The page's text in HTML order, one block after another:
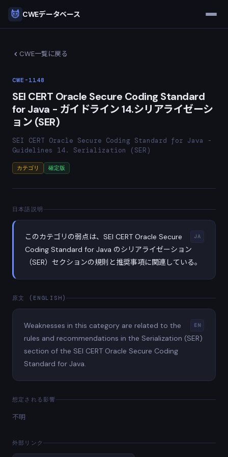
CWEデータベース
CWE一覧に戻る
CWE-1148
SEI CERT Oracle Secure Coding Standard
for Java - ガイドライン 14.シリアライゼーシ
ョン (SER)
SEI CERT Oracle Secure Coding Standard for Java -
Guidelines 14. Serialization (SER)
カテゴリ 確定版
日本語説明
JA
このカテゴリの弱点は、SEI CERT Oracle Secure
Coding Standard for Java のシリアライゼーション
（SER）セクションの規則と推奨事項に関連している。
原文 (ENGLISH)
EN
Weaknesses in this category are related to the
rules and recommendations in the Serialization (SER)
section of the SEI CERT Oracle Secure Coding
Standard for Java.
想定される影響
不明
外部リンク